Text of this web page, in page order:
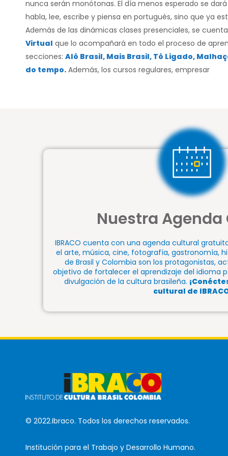
nunca serán monótonas. El día menos esperado se
habla, lee, escribe y piensa en portugués, sino que ya
Además de las dinámicas clases presenciales, se
Virtual que lo acompañará en todo el proceso de
secciones: Alô Brasil, Mais Brasil, Tô Ligado,
do tempo. Además, los cursos regulares, empresar
Nuestra
IBRACO cuenta con una agenda cultural
el arte, música, cine, fotografía, gastronomía,
de Brasil y Colombia son los protagonistas,
objetivo de fortalecer el aprendizaje del idioma
divulgación de la cultura brasileña.
cultural de
© 2022.Ibraco. Todos los derechos reservados.
Institución para el Trabajo y Desarrollo Humano.